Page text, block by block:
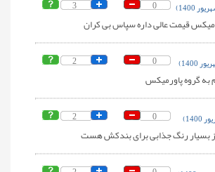
3 0
قیمت عالی داره سپاس بی کران
2 0
گروه پاورمیکس
2 0
بسیار رنگ جذابی برای بندکش هست